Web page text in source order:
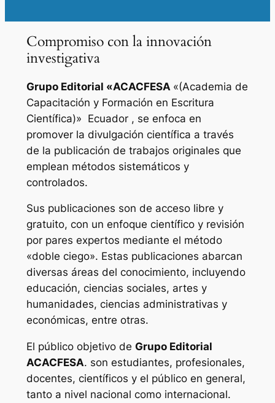
Compromiso con la innovación
investigativa
Grupo Editorial «ACACFESA «(Academia de
Capacitación y Formación en Escritura
Científica)» Ecuador , se enfoca en
promover la divulgación científica a través
de la publicación de trabajos originales que
emplean métodos sistemáticos y
controlados.
Sus publicaciones son de acceso libre y
gratuito, con un enfoque científico y revisión
por pares expertos mediante el método
«doble ciego». Estas publicaciones abarcan
diversas áreas del conocimiento, incluyendo
educación, ciencias sociales, artes y
humanidades, ciencias administrativas y
económicas, entre otras.
El público objetivo de Grupo Editorial
ACACFESA. son estudiantes, profesionales,
docentes, científicos y el público en general,
tanto a nivel nacional como internacional.